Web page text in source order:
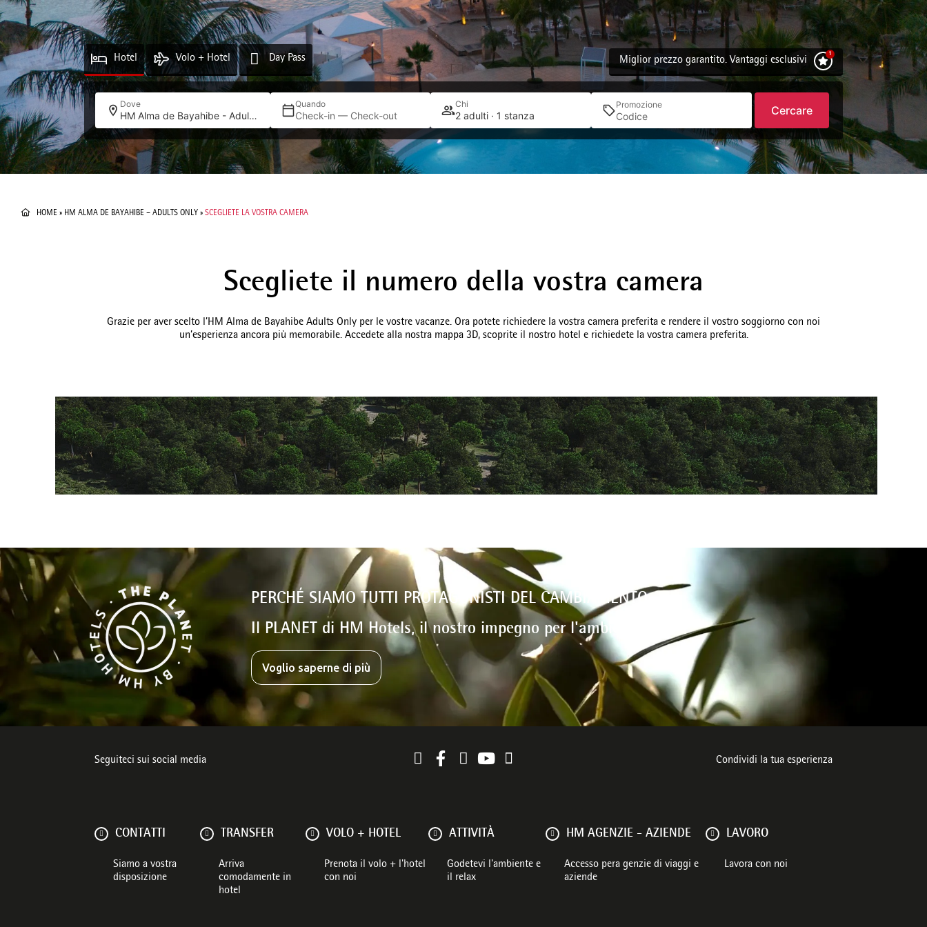
Hotel Volo + Hotel Day Pass Miglior prezzo garantito. Vantaggi esclusivi
Dove
HM Alma de Bayahibe - Adults Only
Quando
Check-in — Check-out
Chi
2 adulti · 1 stanza
Promozione Cercare
HOME » HM ALMA DE BAYAHIBE – ADULTS ONLY » SCEGLIETE LA VOSTRA CAMERA
Scegliete il numero della vostra camera
Grazie per aver scelto l’HM Alma de Bayahibe Adults Only per le vostre vacanze. Ora potete richiedere la vostra camera preferita e rendere il vostro soggiorno con noi
un’esperienza ancora più memorabile. Accedete alla nostra mappa 3D, scoprite il nostro hotel e richiedete la vostra camera preferita.
PERCHÉ SIAMO TUTTI PROTAGONISTI DEL CAMBIAMENTO
Il PLANET di HM Hotels, il nostro impegno per l'ambiente
Voglio saperne di più
Seguiteci sui social media Condividi la tua esperienza
CONTATTI
Siamo a vostra
disposizione
TRANSFER
Arriva
comodamente in
hotel
VOLO + HOTEL
Prenota il volo + l'hotel
con noi
ATTIVITÀ
Godetevi l'ambiente e
il relax
HM AGENZIE - AZIENDE
Accesso pera genzie di viaggi e
aziende
LAVORO
Lavora con noi